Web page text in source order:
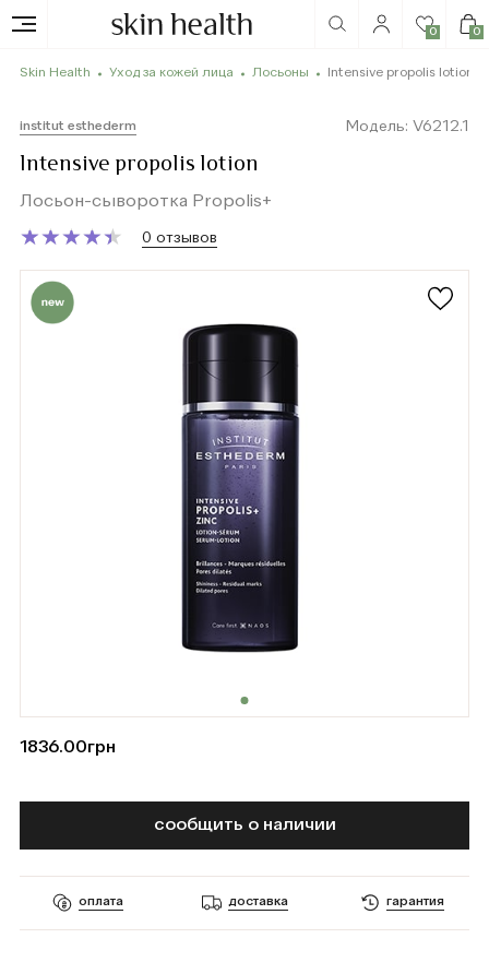
0 0
Skin Health Уход за кожей лица Лосьоны Intensive propolis lotion
institut esthederm Модель: V6212.1
Intensive propolis lotion
Лосьон-сыворотка Propolis+
★
★★
★★
★★
★★
★ 0 отзывов
1836.00грн
сообщить о наличии
оплата доставка гарантия